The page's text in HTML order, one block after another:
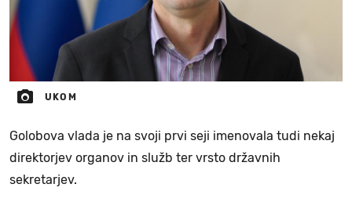
UKOM
Golobova vlada je na svoji prvi seji imenovala tudi nekaj
direktorjev organov in služb ter vrsto državnih
sekretarjev.